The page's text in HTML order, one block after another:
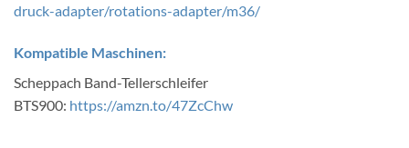
druck-adapter/rotations-adapter/m36/
Kompatible Maschinen:
Scheppach Band-Tellerschleifer
BTS900: https://amzn.to/47ZcChw